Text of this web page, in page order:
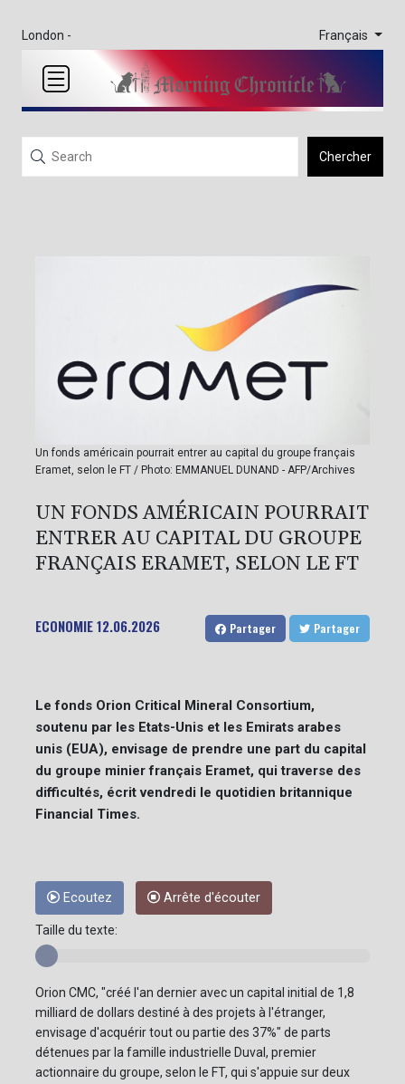
London - Français
Chercher
Un fonds américain pourrait entrer au capital du groupe français
Eramet, selon le FT / Photo: EMMANUEL DUNAND - AFP/Archives
UN FONDS AMÉRICAIN POURRAIT
ENTRER AU CAPITAL DU GROUPE
FRANÇAIS ERAMET, SELON LE FT
ECONOMIE12.06.2026 Partager Partager
Le fonds Orion Critical Mineral Consortium,
soutenu par les Etats-Unis et les Emirats arabes
unis (EUA), envisage de prendre une part du capital
du groupe minier français Eramet, qui traverse des
difficultés, écrit vendredi le quotidien britannique
Financial Times.
Ecoutez Arrête d'écouter
Taille du texte:
Orion CMC, "créé l'an dernier avec un capital initial de 1,8
milliard de dollars destiné à des projets à l'étranger,
envisage d'acquérir tout ou partie des 37%" de parts
détenues par la famille industrielle Duval, premier
actionnaire du groupe, selon le FT, qui s'appuie sur deux